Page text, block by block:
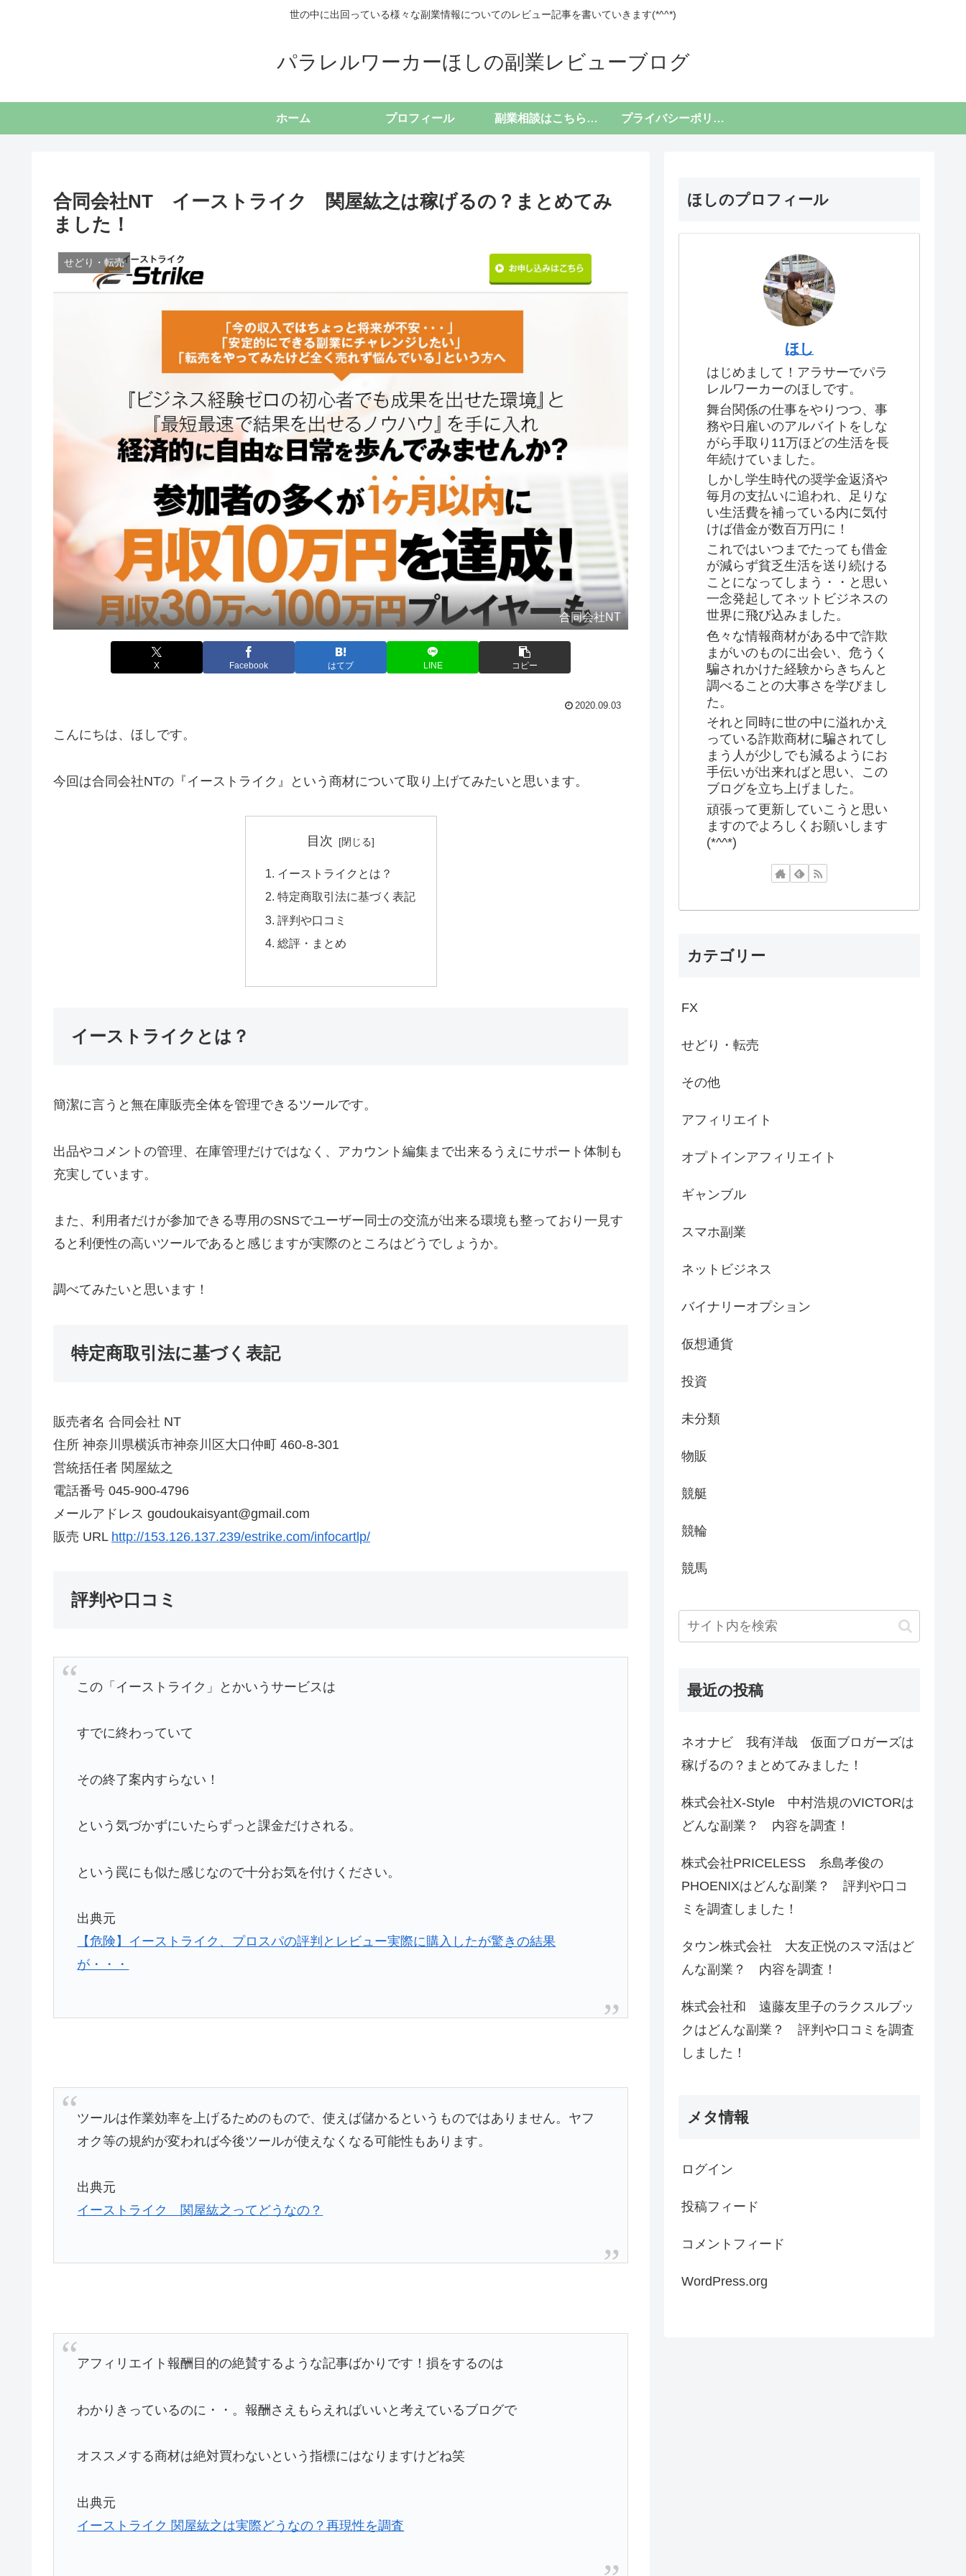
世の中に出回っている様々な副業情報についてのレビュー記事を書いていきます(*^^*)
パラレルワーカーほしの副業レビューブログ
ホーム プロフィール 副業相談はこちらから プライバシーポリシー
合同会社NT イーストライク 関屋紘之は稼げるの？まとめてみ
ました！
せどり・転売
合同会社NT
X Facebook はてブ LINE コピー
2020.09.03
こんにちは、ほしです。
今回は合同会社NTの『イーストライク』という商材について取り上げてみたいと思います。
目次
イーストライクとは？
特定商取引法に基づく表記
評判や口コミ
総評・まとめ
イーストライクとは？
簡潔に言うと無在庫販売全体を管理できるツールです。
出品やコメントの管理、在庫管理だけではなく、アカウント編集まで出来るうえにサポート体制も
充実しています。
また、利用者だけが参加できる専用のSNSでユーザー同士の交流が出来る環境も整っており一見す
ると利便性の高いツールであると感じますが実際のところはどうでしょうか。
調べてみたいと思います！
特定商取引法に基づく表記
販売者名 合同会社 NT
住所 神奈川県横浜市神奈川区大口仲町 460-8-301
営統括任者 関屋紘之
電話番号 045-900-4796
メールアドレス goudoukaisyant@gmail.com
販売 URL http://153.126.137.239/estrike.com/infocartlp/
評判や口コミ
この「イーストライク」とかいうサービスは
すでに終わっていて
その終了案内すらない！
という気づかずにいたらずっと課金だけされる。
という罠にも似た感じなので十分お気を付けください。
出典元
【危険】イーストライク、プロスパの評判とレビュー実際に購入したが驚きの結果
が・・・
ツールは作業効率を上げるためのもので、使えば儲かるというものではありません。ヤフ
オク等の規約が変われば今後ツールが使えなくなる可能性もあります。
出典元
イーストライク 関屋紘之ってどうなの？
アフィリエイト報酬目的の絶賛するような記事ばかりです！損をするのは
わかりきっているのに・・。報酬さえもらえればいいと考えているブログで
オススメする商材は絶対買わないという指標にはなりますけどね笑
出典元
イーストライク 関屋紘之は実際どうなの？再現性を調査
ほしのプロフィール
ほし
はじめまして！アラサーでパラ
レルワーカーのほしです。
舞台関係の仕事をやりつつ、事
務や日雇いのアルバイトをしな
がら手取り11万ほどの生活を長
年続けていました。
しかし学生時代の奨学金返済や
毎月の支払いに追われ、足りな
い生活費を補っている内に気付
けば借金が数百万円に！
これではいつまでたっても借金
が減らず貧乏生活を送り続ける
ことになってしまう・・と思い
一念発起してネットビジネスの
世界に飛び込みました。
色々な情報商材がある中で詐欺
まがいのものに出会い、危うく
騙されかけた経験からきちんと
調べることの大事さを学びまし
た。
それと同時に世の中に溢れかえ
っている詐欺商材に騙されてし
まう人が少しでも減るようにお
手伝いが出来ればと思い、この
ブログを立ち上げました。
頑張って更新していこうと思い
ますのでよろしくお願いします
(*^^*)
カテゴリー
FX
せどり・転売
その他
アフィリエイト
オプトインアフィリエイト
ギャンブル
スマホ副業
ネットビジネス
バイナリーオプション
仮想通貨
投資
未分類
物販
競艇
競輪
競馬
最近の投稿
ネオナビ 我有洋哉 仮面ブロガーズは
稼げるの？まとめてみました！
株式会社X-Style 中村浩規のVICTORは
どんな副業？ 内容を調査！
株式会社PRICELESS 糸島孝俊の
PHOENIXはどんな副業？ 評判や口コ
ミを調査しました！
タウン株式会社 大友正悦のスマ活はど
んな副業？ 内容を調査！
株式会社和 遠藤友里子のラクスルブッ
クはどんな副業？ 評判や口コミを調査
しました！
メタ情報
ログイン
投稿フィード
コメントフィード
WordPress.org